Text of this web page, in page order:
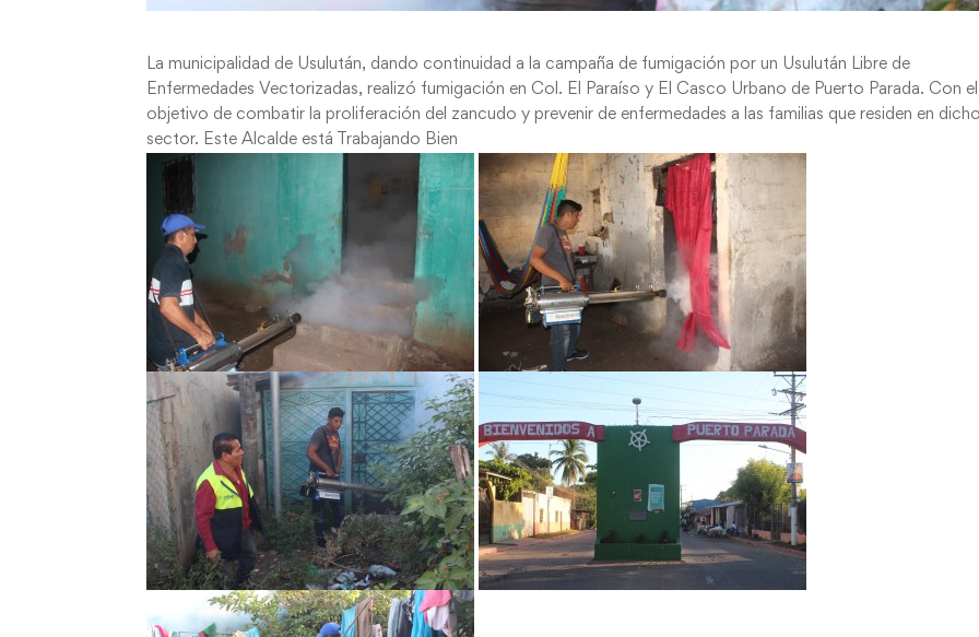
La municipalidad de Usulután, dando continuidad a la campaña de fumigación por un Usulután Libre de
Enfermedades Vectorizadas, realizó fumigación en Col. El Paraíso y El Casco Urbano de Puerto Parada. Con el
objetivo de combatir la proliferación del zancudo y prevenir de enfermedades a las familias que residen en
sector. Este Alcalde está Trabajando Bien